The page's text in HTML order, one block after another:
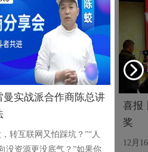
实战派合作商陈总讲
转互联网又怕踩坑？”“人
没资源更没底气？”如果你
喜报
奖
12月